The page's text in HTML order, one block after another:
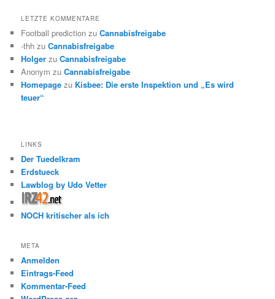
LETZTE KOMMENTARE
Football prediction zuCannabisfreigabe
-thh zuCannabisfreigabe
Holger zuCannabisfreigabe
Anonym zuCannabisfreigabe
Homepage zu Kisbee: Die erste Inspektion und „Es wird
teuer“
LINKS
Der Tuedelkram
Erdstueck
Lawblog by Udo Vetter
NOCH kritischer als ich
META
Anmelden
Eintrags-Feed
Kommentar-Feed